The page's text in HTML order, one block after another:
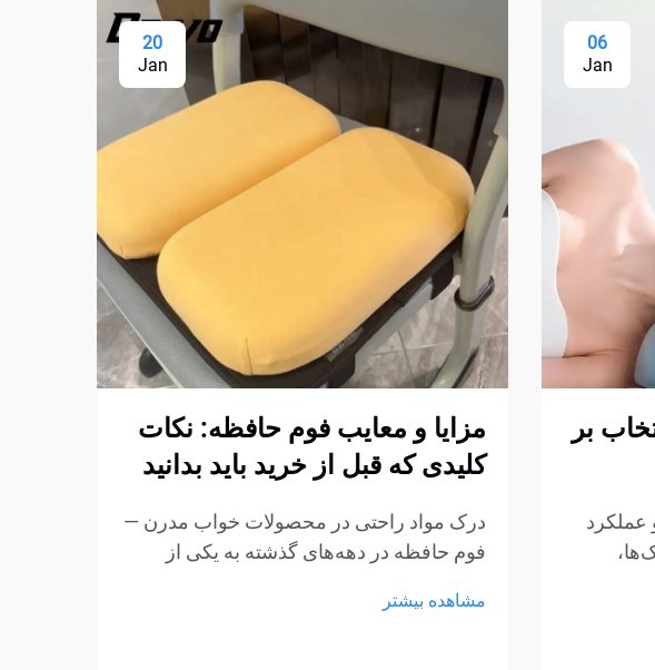
06
Jan
بر
عملکرد
در
20
Jan
مزایا و معایب فوم حافظه: نکات
کلیدی که قبل از خرید باید بدانید
درک مواد راحتی در محصولات خواب مدرن —
فوم حافظه در دهه‌های گذشته به یکی از
محصولات نشیمن تبدیل شده است.
مشاهده بیشتر